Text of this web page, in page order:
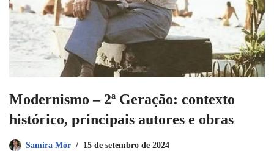
Modernismo – 2ª Geração: contexto
histórico, principais autores e obras
Samira Mór 15 de setembro de 2024